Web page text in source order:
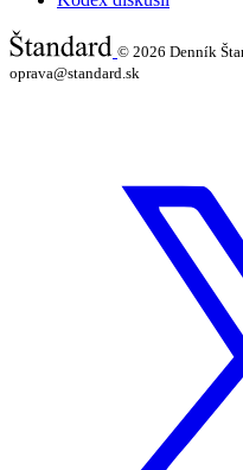
© 2026 Denník
oprava@standard.sk